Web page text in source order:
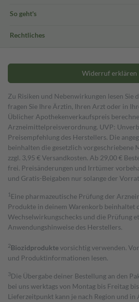
So geht's
Rechtliches
Widerruf erklären
Zu Risiken und Nebenwirkungen lesen Sie
fragen Sie Ihre Ärztin, Ihren Arzt oder in
Üblicher Apothekenverkaufspreis
Arzneimittelpreisverordnung. UVP:
Preisempfehlung des Herstellers. Die
beinhalten die gesetzlich vorgeschriebene
zzgl. 3,95 € Versandkosten. Ab 29,00 €
frei. Preisänderungen und Irrtümer
und Gratis-Beigaben nur solange der
1 Eine pharmazeutische Prüfung der
Produkte in deinem Warenkorb beinhaltet
Wechselwirkungschecks und die Prüfung
Anwendungshinweise des Herstellers.
2Biozidproduktevorsichtig verwenden.
und Produktinformationen lesen.
3Die Übergabe deiner Bestellung an den
bei uns werktags von Montag bis Freitag
Lieferzeitpunkt kann je nach Region und in